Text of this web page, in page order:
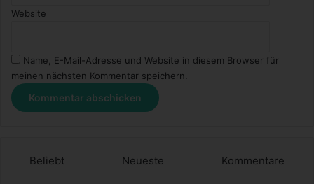
Website
Name, E-Mail-Adresse und Website in diesem Browser für
meinen nächsten Kommentar speichern.
Beliebt Neueste Kommentare